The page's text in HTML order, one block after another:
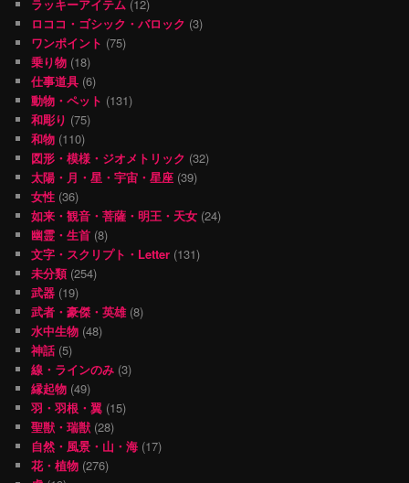
ラッキーアイテム (12)
ロココ・ゴシック・バロック (3)
ワンポイント (75)
乗り物 (18)
仕事道具 (6)
動物・ペット (131)
和彫り (75)
和物 (110)
図形・模様・ジオメトリック (32)
太陽・月・星・宇宙・星座 (39)
女性 (36)
如来・観音・菩薩・明王・天女 (24)
幽霊・生首 (8)
文字・スクリプト・Letter (131)
未分類(254)
武器 (19)
武者・豪傑・英雄(8)
水中生物 (48)
神話 (5)
線・ラインのみ (3)
縁起物 (49)
羽・羽根・翼 (15)
聖獣・瑞獣 (28)
自然・風景・山・海 (17)
花・植物 (276)